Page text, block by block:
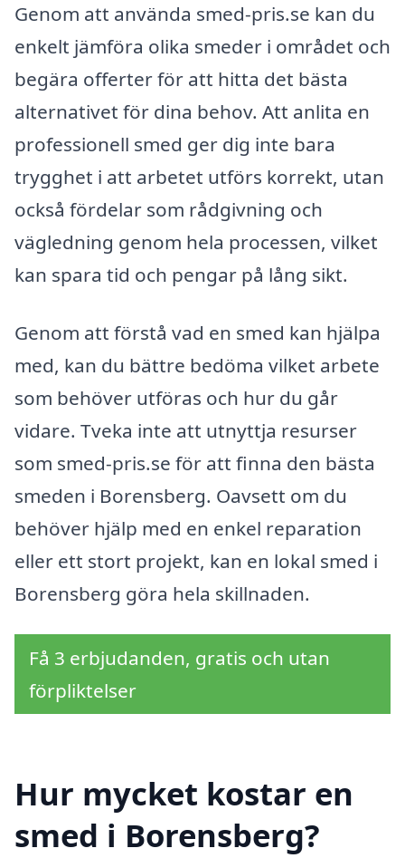
Genom att använda smed-pris.se kan du
enkelt jämföra olika smeder i området och
begära offerter för att hitta det bästa
alternativet för dina behov. Att anlita en
professionell smed ger dig inte bara
trygghet i att arbetet utförs korrekt, utan
också fördelar som rådgivning och
vägledning genom hela processen, vilket
kan spara tid och pengar på lång sikt.
Genom att förstå vad en smed kan hjälpa
med, kan du bättre bedöma vilket arbete
som behöver utföras och hur du går
vidare. Tveka inte att utnyttja resurser
som smed-pris.se för att finna den bästa
smeden i Borensberg. Oavsett om du
behöver hjälp med en enkel reparation
eller ett stort projekt, kan en lokal smed i
Borensberg göra hela skillnaden.
Få 3 erbjudanden, gratis och utan
förpliktelser
Hur mycket kostar en
smed i Borensberg?